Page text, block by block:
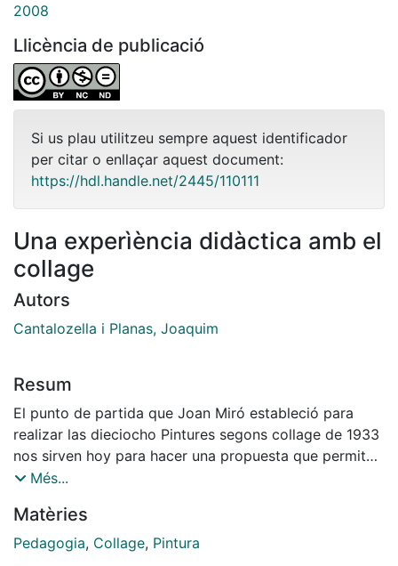
2008
Llicència de publicació
Si us plau utilitzeu sempre aquest identificador
per citar o enllaçar aquest document:
https://hdl.handle.net/2445/110111
Una experìència didàctica amb el
collage
Autors
Cantalozella i Planas, Joaquim
Resum
El punto de partida que Joan Miró estableció para
realizar las dieciocho Pintures segons collage de 1933
nos sirven hoy para hacer una propuesta que permita
pensar en algunas de las claves de la pintura
autoría o la subjetividad del artista se ponen en juego
cuando se activa el dispositivo del collage como
Més...
Matèries
Pedagogia, Collage, Pintura